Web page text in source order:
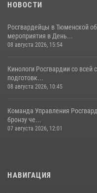
НОВОСТИ
Росгвардейцы в Тюменской
мероприятия в День...
08 августа 2026, 15:54
Кинологи Росгвардии со всей
подготовк...
08 августа 2026, 10:45
Команда Управления
бронзу че...
07 августа 2026, 12:01
НАВИГАЦИЯ